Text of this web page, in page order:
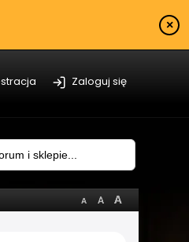
×
Zaloguj się